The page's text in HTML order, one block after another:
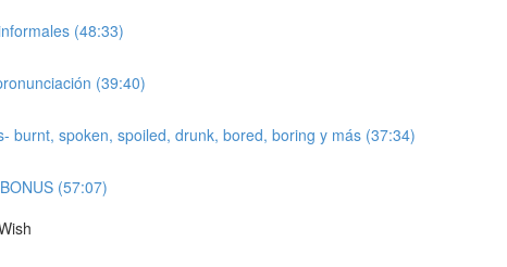
(48:33)
(39:40)
burnt, spoken, spoiled, drunk, bored, boring y más (37:34)
(57:07)